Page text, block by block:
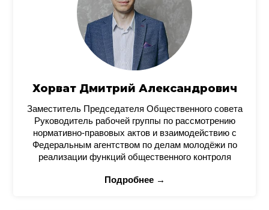
Хорват Дмитрий Александрович
Заместитель Председателя Общественного совета
Руководитель рабочей группы по рассмотрению
нормативно-правовых актов и взаимодействию с
Федеральным агентством по делам молодёжи по
реализации функций общественного контроля
Подробнее →